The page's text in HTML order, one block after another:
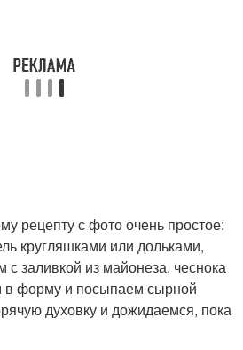
рецепту с фото очень простое:
кругляшками или дольками,
заливкой из майонеза, чеснока
в форму и посыпаем сырной
духовку и дожидаемся, пока